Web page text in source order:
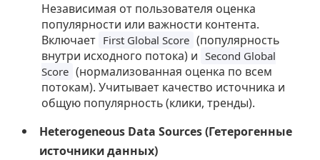
Независимая от пользователя оценка
популярности или важности контента.
Включает First Global Score (популярность
внутри исходного потока) и Second Global
Score (нормализованная оценка по всем
потокам). Учитывает качество источника и
общую популярность (клики, тренды).
Heterogeneous Data Sources (Гетерогенные
источники данных)